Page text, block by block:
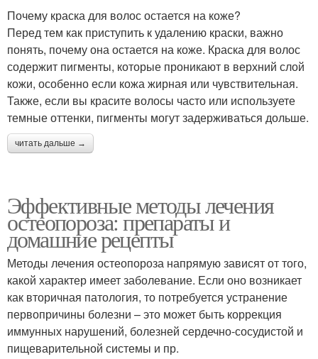
Почему краска для волос остается на коже?
Перед тем как приступить к удалению краски, важно
понять, почему она остается на коже. Краска для волос
содержит пигменты, которые проникают в верхний слой
кожи, особенно если кожа жирная или чувствительная.
Также, если вы красите волосы часто или используете
темные оттенки, пигменты могут задерживаться дольше.
читать дальше →
Эффективные методы лечения
остеопороза: препараты и
домашние рецепты
Методы лечения остеопороза напрямую зависят от того,
какой характер имеет заболевание. Если оно возникает
как вторичная патология, то потребуется устранение
первопричины болезни – это может быть коррекция
иммунных нарушений, болезней сердечно-сосудистой и
пищеварительной системы и пр.